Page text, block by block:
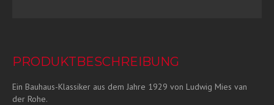
PRODUKTBESCHREIBUNG
Ein Bauhaus-Klassiker aus dem Jahre 1929 von Ludwig Mies van
der Rohe.